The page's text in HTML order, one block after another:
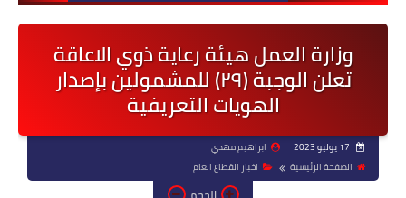
وزارة العمل هيئة رعاية ذوي الاعاقة
تعلن الوجبة (٢٩) للمشمولين بإصدار
الهويات التعريفية
ابراهيم مهدي
الصفحة الرئيسية
اخبار القطاع العام